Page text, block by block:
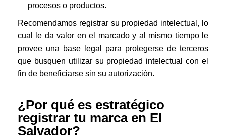
procesos o productos.
Recomendamos registrar su propiedad intelectual, lo
cual le da valor en el marcado y al mismo tiempo le
provee una base legal para protegerse de terceros
que busquen utilizar su propiedad intelectual con el
fin de beneficiarse sin su autorización.
¿Por qué es estratégico
registrar tu marca en El
Salvador?